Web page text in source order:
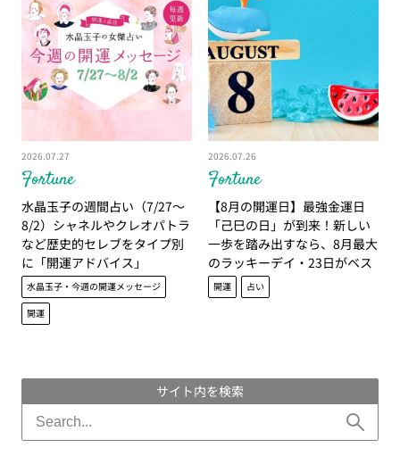
Fortune
2026.07.27
水晶玉子の週間占い（7/27～
8/2）シャネルやクレオパトラ
など歴史的セレブをタイプ別
に「開運アドバイス」
水晶玉子・今週の開運メッセージ
開運
Fortune
2026.07.26
【8月の開運日】最強金運日
「己巳の日」が到来！新しい
一歩を踏み出すなら、8月最大
のラッキーデイ・23日がベス
ト！
開運 占い
サイト内を検索